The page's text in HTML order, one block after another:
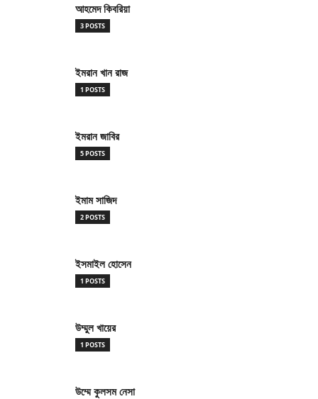
আহমেদ কিবরিয়া
3 POSTS
ইমরান খান রাজ
1 POSTS
ইমরান জাবির
5 POSTS
ইমাম সাজিদ
2 POSTS
ইসমাইল হোসেন
1 POSTS
উম্মুল খায়ের
1 POSTS
উম্মে কুলসম নেসা